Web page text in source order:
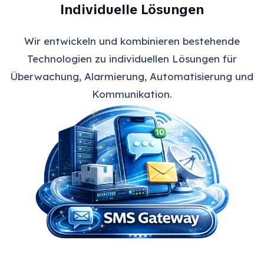
Individuelle Lösungen
Wir entwickeln und kombinieren bestehende
Technologien zu individuellen Lösungen für
Überwachung, Alarmierung, Automatisierung und
Kommunikation.